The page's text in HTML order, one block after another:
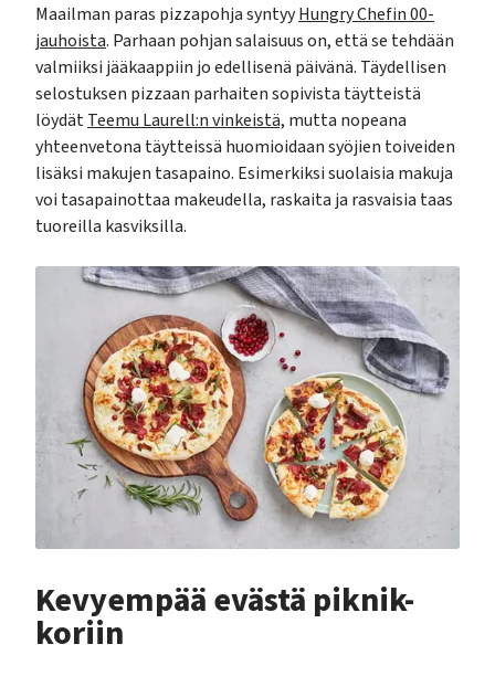
Maailman paras pizzapohja syntyyHungry Chefin 00-
jauhoista. Parhaan pohjan salaisuus on, että se tehdään
valmiiksi jääkaappiin jo edellisenä päivänä. Täydellisen
selostuksen pizzaan parhaiten sopivista täytteistä
löydätTeemu Laurell:n vinkeistä, mutta nopeana
yhteenvetona täytteissä huomioidaan syöjien toiveiden
lisäksi makujen tasapaino. Esimerkiksi suolaisia makuja
voi tasapainottaa makeudella, raskaita ja rasvaisia taas
tuoreilla kasviksilla.
Kevyempää evästä piknik-
koriin